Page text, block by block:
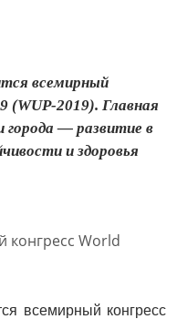
всемирный
(WUP-2019). Главная
— развитие в
и здоровья
всемирный конгресс